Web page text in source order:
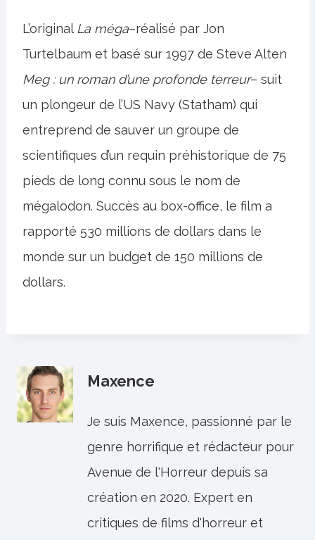
L’original La méga–réalisé par Jon
Turtelbaum et basé sur 1997 de Steve Alten
Meg : un roman d’une profonde terreur– suit
un plongeur de l’US Navy (Statham) qui
entreprend de sauver un groupe de
scientifiques d’un requin préhistorique de 75
pieds de long connu sous le nom de
mégalodon. Succès au box-office, le film a
rapporté 530 millions de dollars dans le
monde sur un budget de 150 millions de
dollars.
Maxence
Je suis Maxence, passionné par le
genre horrifique et rédacteur pour
Avenue de l'Horreur depuis sa
création en 2020. Expert en
critiques de films d'horreur et